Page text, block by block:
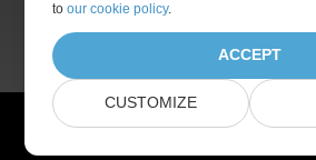
© Aspose Pty Ltd 2001-2026. All
toour cookie policy.
ACCEPT
CUSTOMIZE